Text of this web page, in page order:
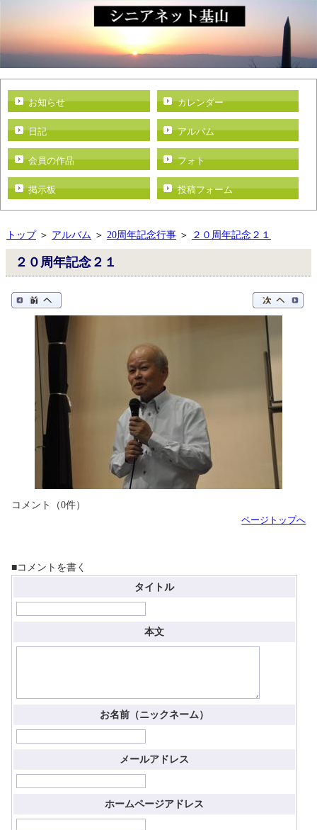
お知らせ カレンダー
日記 アルバム
会員の作品 フォト
掲示板 投稿フォーム
トップ＞ アルバム ＞ 20周年記念行事＞ ２０周年記念２１
２０周年記念２１
コメント（0件）
ページトップへ
■コメントを書く
タイトル
本文
お名前（ニックネーム）
メールアドレス
ホームページアドレス